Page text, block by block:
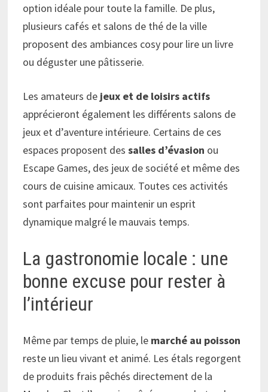
option idéale pour toute la famille. De plus,
plusieurs cafés et salons de thé de la ville
proposent des ambiances cosy pour lire un livre
ou déguster une pâtisserie.
Les amateurs de jeux et de loisirs actifs
apprécieront également les différents salons de
jeux et d’aventure intérieure. Certains de ces
espaces proposent dessalles d’évasion ou
Escape Games, des jeux de société et même des
cours de cuisine amicaux. Toutes ces activités
sont parfaites pour maintenir un esprit
dynamique malgré le mauvais temps.
La gastronomie locale : une
bonne excuse pour rester à
l’intérieur
Même par temps de pluie, le marché au poisson
reste un lieu vivant et animé. Les étals regorgent
de produits frais pêchés directement de la